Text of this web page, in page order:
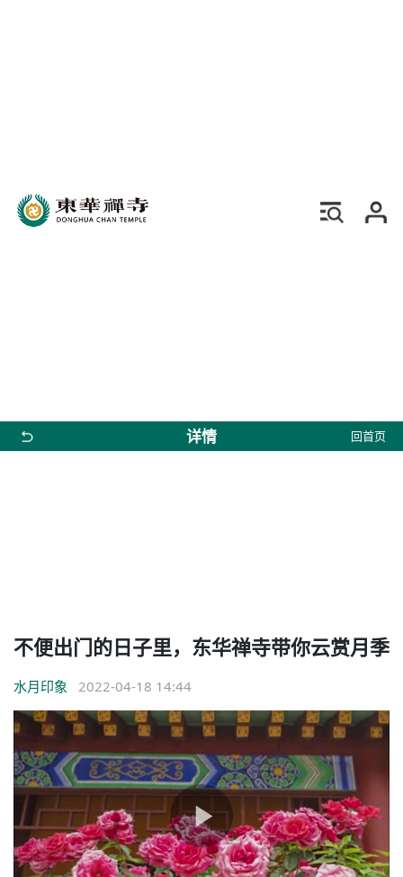
详情 回首页
不便出门的日子里，东华禅寺带你云赏月季
水月印象 2022-04-18 14:44